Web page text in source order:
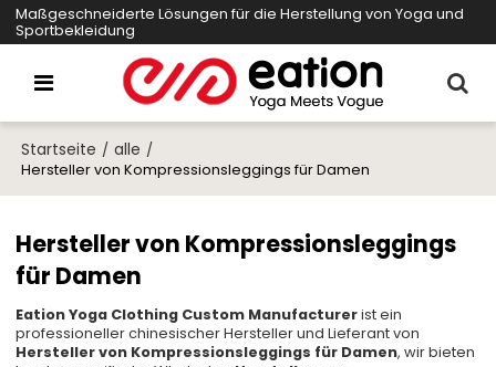
Maßgeschneiderte Lösungen für die Herstellung von Yoga und
Sportbekleidung
Startseite / alle /
Hersteller von Kompressionsleggings für Damen
Hersteller von Kompressionsleggings
für Damen
Eation Yoga Clothing Custom Manufacturerist ein
professioneller chinesischer Hersteller und Lieferant von
Hersteller von Kompressionsleggings für Damen, wir bieten